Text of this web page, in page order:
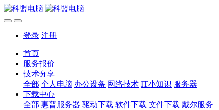
登录 注册
首页
服务报价
技术分享
全部 个人电脑 办公设备 网络技术 IT小知识 服务器
下载中心
全部 惠普服务器 驱动下载 软件下载 文件下载 戴尔服务